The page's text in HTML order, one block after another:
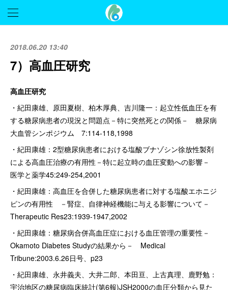
2018.06.20 13:40
7）高血圧研究
高血圧研究
・紀田康雄、原田夏樹、柏木厚典、吉川隆一：起立性低血圧を有
する糖尿病患者の現況と問題点－特に突然死との関係－ 糖尿病
大血管シンポジウム 7:114-118,1998
・紀田康雄：2型糖尿病患者における塩酸ブナゾシン徐放性製剤
による高血圧治療の有用性－特に起立時の血圧変動への影響－
医学と薬学45:249-254,2001
・紀田康雄：高血圧を合併した糖尿病患者に対する塩酸エホニジ
ピンの有用性 －腎症、自律神経機能に与える影響について－
Therapeutic Res23:1939-1947,2002
・紀田康雄：糖尿病合併高血圧症における血圧管理の重要性－
Okamoto Diabetes Studyの結果から－ Medical
Tribune:2003.6.26日号、p23
・紀田康雄、永井義夫、大井二郎、本田亘、上古真理、鹿野勉：
宇治地区の糖尿病臨床統計(第6報)JSH2000の血圧分類から見た